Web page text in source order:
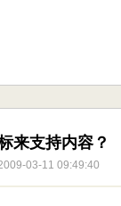
来支持内容？
03-11 09:49:40